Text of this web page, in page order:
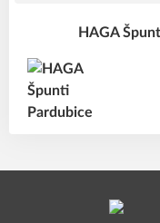
HAGA